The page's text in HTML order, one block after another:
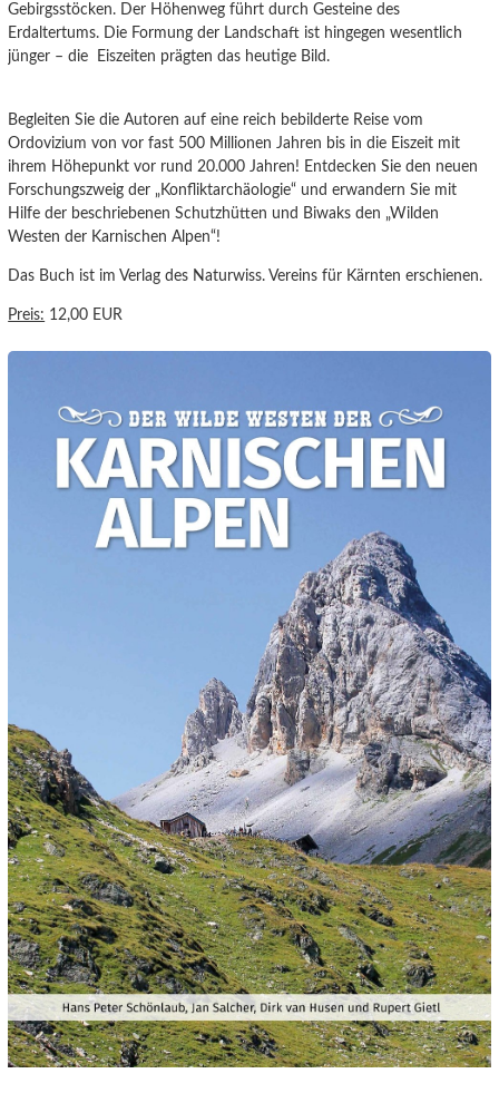
Gebirgsstöcken. Der Höhenweg führt durch Gesteine des
Erdaltertums. Die Formung der Landschaft ist hingegen wesentlich
jünger – die Eiszeiten prägten das heutige Bild.
Begleiten Sie die Autoren auf eine reich bebilderte Reise vom
Ordovizium von vor fast 500 Millionen Jahren bis in die Eiszeit mit
ihrem Höhepunkt vor rund 20.000 Jahren! Entdecken Sie den neuen
Forschungszweig der „Konfliktarchäologie“ und erwandern Sie mit
Hilfe der beschriebenen Schutzhütten und Biwaks den „Wilden
Westen der Karnischen Alpen“!
Das Buch ist im Verlag des Naturwiss. Vereins für Kärnten erschienen.
Preis: 12,00 EUR